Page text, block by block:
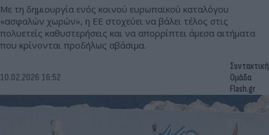
Με τη δημιουργία ενός κοινού ευρωπαϊκού καταλόγου
«ασφαλών χωρών», η ΕΕ στοχεύει να βάλει τέλος στις
πολυετείς καθυστερήσεις και να απορρίπτει άμεσα αιτήματα
που κρίνονται προδήλως αβάσιμα.
10.02.2026 16:52
Συντακτική
Ομάδα
Flash.gr